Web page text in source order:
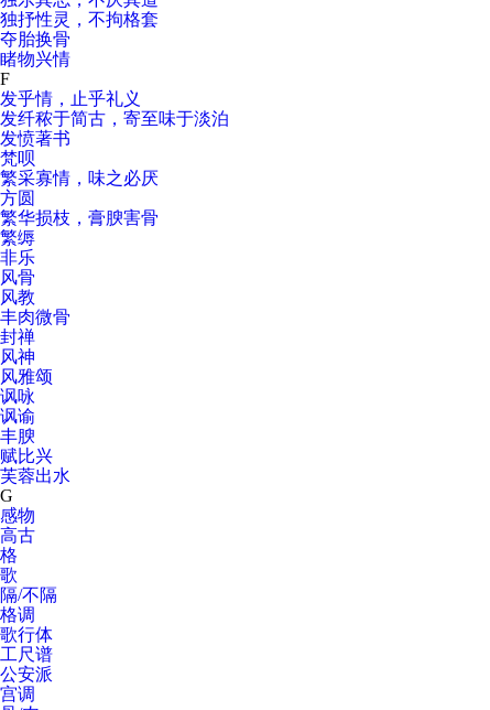
独抒性灵，不拘格套
夺胎换骨
睹物兴情
F
发乎情，止乎礼义
发纤秾于简古，寄至味于淡泊
发愤著书
梵呗
繁采寡情，味之必厌
方圆
繁华损枝，膏腴害骨
繁缛
非乐
风骨
风教
丰肉微骨
封禅
风神
风雅颂
讽咏
讽谕
丰腴
赋比兴
芙蓉出水
G
感物
高古
格
歌
隔/不隔
格调
歌行体
工尺谱
公安派
宫调